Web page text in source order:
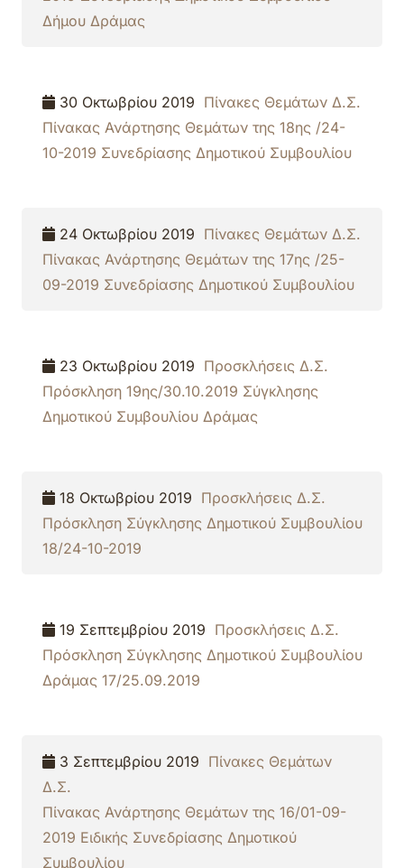
Δήμου Δράμας
30 Οκτωβρίου 2019 Πίνακες Θεμάτων Δ.Σ.
Πίνακας Ανάρτησης Θεμάτων της 18ης /24-
10-2019 Συνεδρίασης Δημοτικού Συμβουλίου
24 Οκτωβρίου 2019 Πίνακες Θεμάτων Δ.Σ.
Πίνακας Ανάρτησης Θεμάτων της 17ης /25-
09-2019 Συνεδρίασης Δημοτικού Συμβουλίου
23 Οκτωβρίου 2019 Προσκλήσεις Δ.Σ.
Πρόσκληση 19ης/30.10.2019 Σύγκλησης
Δημοτικού Συμβουλίου Δράμας
18 Οκτωβρίου 2019 Προσκλήσεις Δ.Σ.
Πρόσκληση Σύγκλησης Δημοτικού Συμβουλίου
18/24-10-2019
19 Σεπτεμβρίου 2019 Προσκλήσεις Δ.Σ.
Πρόσκληση Σύγκλησης Δημοτικού Συμβουλίου
Δράμας 17/25.09.2019
3 Σεπτεμβρίου 2019 Πίνακες Θεμάτων
Δ.Σ.
Πίνακας Ανάρτησης Θεμάτων της 16/01-09-
2019 Ειδικής Συνεδρίασης Δημοτικού
Συμβουλίου